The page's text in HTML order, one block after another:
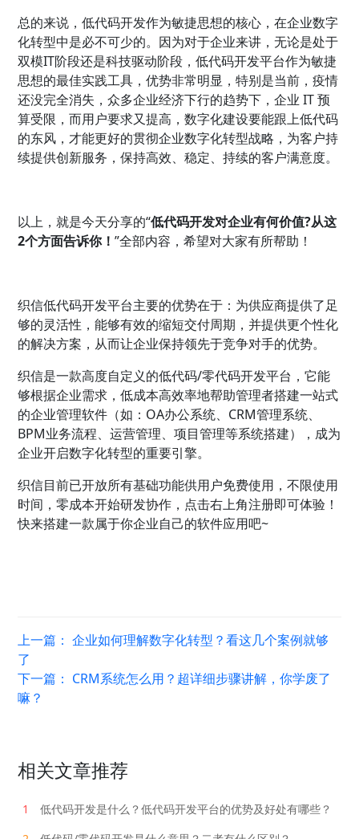
总的来说，低代码开发作为敏捷思想的核心，在企业数字
化转型中是必不可少的。因为对于企业来讲，无论是处于
双模IT阶段还是科技驱动阶段，低代码开发平台作为敏捷
思想的最佳实践工具，优势非常明显，特别是当前，疫情
还没完全消失，众多企业经济下行的趋势下，企业 IT 预
算受限，而用户要求又提高，数字化建设要能跟上低代码
的东风，才能更好的贯彻企业数字化转型战略，为客户持
续提供创新服务，保持高效、稳定、持续的客户满意度。
以上，就是今天分享的“低代码开发对企业有何价值?从这
2个方面告诉你！”全部内容，希望对大家有所帮助！
织信低代码开发平台主要的优势在于：为供应商提供了足
够的灵活性，能够有效的缩短交付周期，并提供更个性化
的解决方案，从而让企业保持领先于竞争对手的优势。
织信是一款高度自定义的低代码/零代码开发平台，它能
够根据企业需求，低成本高效率地帮助管理者搭建一站式
的企业管理软件（如：OA办公系统、CRM管理系统、
BPM业务流程、运营管理、项目管理等系统搭建），成为
企业开启数字化转型的重要引擎。
织信目前已开放所有基础功能供用户免费使用，不限使用
时间，零成本开始研发协作，点击右上角注册即可体验！
快来搭建一款属于你企业自己的软件应用吧~
上一篇：企业如何理解数字化转型？看这几个案例就够
了
下一篇： CRM系统怎么用？超详细步骤讲解，你学废了
嘛？
相关文章推荐
1
低代码开发是什么？低代码开发平台的优势及好处有哪些？